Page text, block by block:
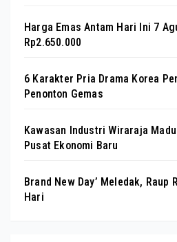
Harga Emas Antam Hari Ini 7
Rp2.650.000
6 Karakter Pria Drama Korea
Penonton Gemas
Kawasan Industri Wiraraja
Pusat Ekonomi Baru
Brand New Day’ Meledak, Raup
Hari